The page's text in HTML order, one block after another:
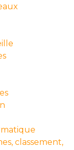
classement,